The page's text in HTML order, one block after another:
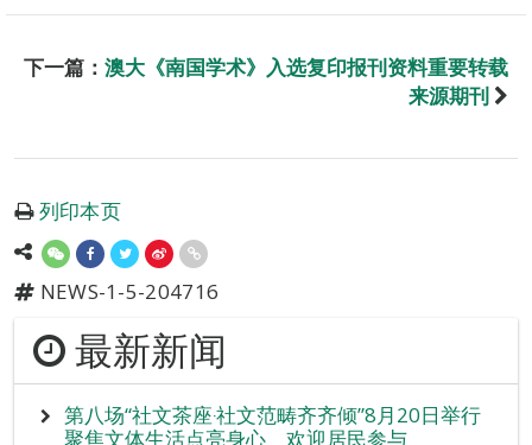
下一篇： 澳大《南国学术》入选复印报刊资料重要转载
来源期刊
列印本页
NEWS-1-5-204716
最新新闻
第八场“社文茶座‧社文范畴齐齐倾”8月20日举行
聚焦文体生活点亮身心 欢迎居民参与